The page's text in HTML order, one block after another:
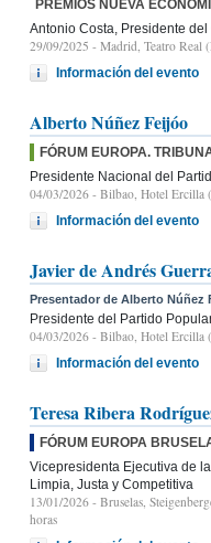
PREMIOS NUEVA
Antonio Costa, Presidente
29/09/2025 - Madrid, Teatro Real
Información del evento
Alberto Núñez Feijóo
FÓRUM EUROPA.
Presidente Nacional del
04/03/2026 - Bilbao, Hotel Ercilla
Información del evento
Javier de Andrés
Presentador de Alberto Núñez
Presidente del Partido
04/03/2026 - Bilbao, Hotel Ercilla
Información del evento
Teresa Ribera
FÓRUM EUROPA
Vicepresidenta Ejecutiva de
Limpia, Justa y Competitiva
13/01/2026 - Bruselas,
horas